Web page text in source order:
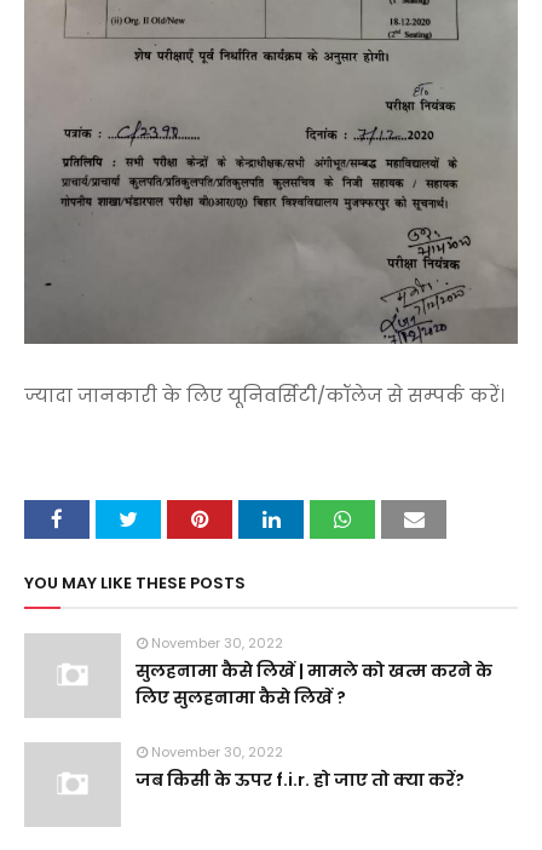
ज्यादा जानकारी के लिए यूनिवर्सिटी/कॉलेज से सम्पर्क करें।
YOU MAY LIKE THESE POSTS
November 30, 2022
सुलहनामा कैसे लिखें | मामले को खत्म करने के
लिए सुलहनामा कैसे लिखें ?
November 30, 2022
जब किसी के ऊपर f.i.r. हो जाए तो क्या करें?